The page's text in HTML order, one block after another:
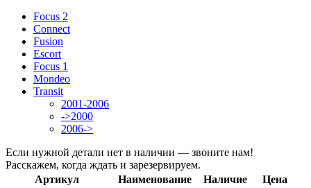
Focus 2
Connect
Fusion
Escort
Focus 1
Mondeo
Transit
2001-2006
->2000
2006->
Если нужной детали нет в наличии — звоните нам!
Расскажем, когда ждать и зарезервируем.
Артикул
Наименование Наличие Цена